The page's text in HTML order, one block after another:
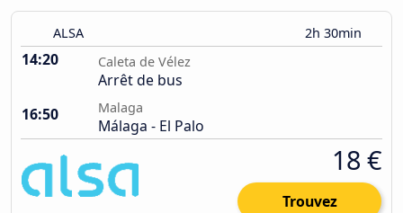
ALSA 2h 30min
14:20 Caleta de Vélez
Arrêt de bus
16:50
Malaga
Málaga - El Palo
18 €
Trouvez